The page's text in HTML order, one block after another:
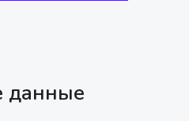
данные